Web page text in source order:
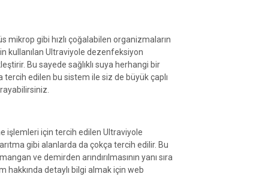
mikrop gibi hızlı çoğalabilen organizmaların
kullanılan Ultraviyole dezenfeksiyon
Bu sayede sağlıklı suya herhangi bir
tercih edilen bu sistem ile siz de büyük çaplı
işlemleri için tercih edilen Ultraviyole
gibi alanlarda da çokça tercih edilir. Bu
ve demirden arındırılmasının yanı sıra
hakkında detaylı bilgi almak için web